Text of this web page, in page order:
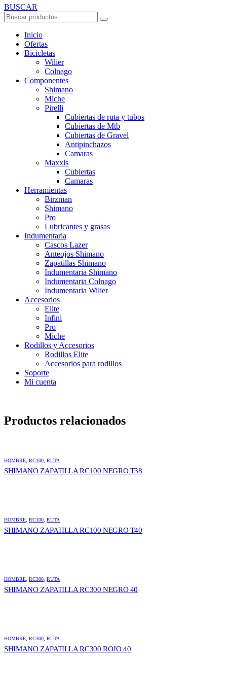
BUSCAR
Inicio
Ofertas
Bicicletas
Wilier
Colnago
Componentes
Shimano
Miche
Pirelli
Cubiertas de ruta y tubos
Cubiertas de Mtb
Cubiertas de Gravel
Antipinchazos
Camaras
Maxxis
Cubiertas
Camaras
Herramientas
Birzman
Shimano
Pro
Lubricantes y grasas
Indumentaria
Cascos Lazer
Anteojos Shimano
Zapatillas Shimano
Indumentaria Shimano
Indumentaria Colnago
Indumentaria Wilier
Accesorios
Elite
Infini
Pro
Miche
Rodillos y Accesorios
Rodillos Elite
Accesorios para rodillos
Soporte
Mi cuenta
Productos relacionados
HOMBRE RC100 RUTA
SHIMANO ZAPATILLA RC100 NEGRO T38
HOMBRE RC100 RUTA
SHIMANO ZAPATILLA RC100 NEGRO T40
HOMBRE RC300 RUTA
SHIMANO ZAPATILLA RC300 NEGRO 40
HOMBRE RC300 RUTA
SHIMANO ZAPATILLA RC300 ROJO 40